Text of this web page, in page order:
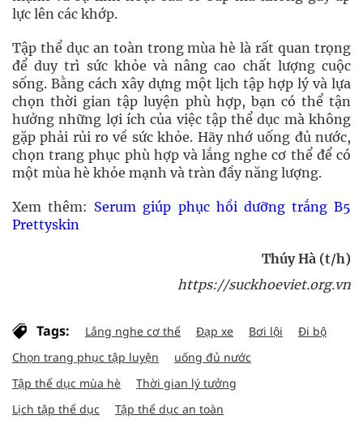
lực lên các khớp.
Tập thể dục an toàn trong mùa hè là rất quan trọng
để duy trì sức khỏe và nâng cao chất lượng cuộc
sống. Bằng cách xây dựng một lịch tập hợp lý và lựa
chọn thời gian tập luyện phù hợp, bạn có thể tận
hưởng những lợi ích của việc tập thể dục mà không
gặp phải rủi ro về sức khỏe. Hãy nhớ uống đủ nước,
chọn trang phục phù hợp và lắng nghe cơ thể để có
một mùa hè khỏe mạnh và tràn đầy năng lượng.
Xem thêm: Serum giúp phục hồi dưỡng trắng B5
Prettyskin
Thúy Hà (t/h)
https://suckhoeviet.org.vn
Tags: Lắng nghe cơ thể Đạp xe Bơi lội
Đi bộ
Chọn trang phục tập luyện
uống đủ nước
Tập thể dục mùa hè
Thời gian lý tưởng
Lịch tập thể dục
Tập thể dục an toàn